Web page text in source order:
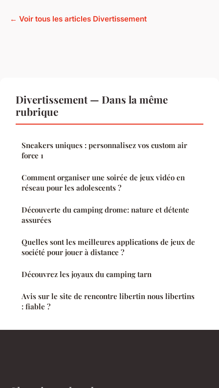
← Voir tous les articles Divertissement
Divertissement — Dans la même
rubrique
Sneakers uniques : personnalisez vos custom air
force 1
Comment organiser une soirée de jeux vidéo en
réseau pour les adolescents ?
Découverte du camping drome: nature et détente
assurées
Quelles sont les meilleures applications de jeux de
société pour jouer à distance ?
Découvrez les joyaux du camping tarn
Avis sur le site de rencontre libertin nous libertins
: fiable ?